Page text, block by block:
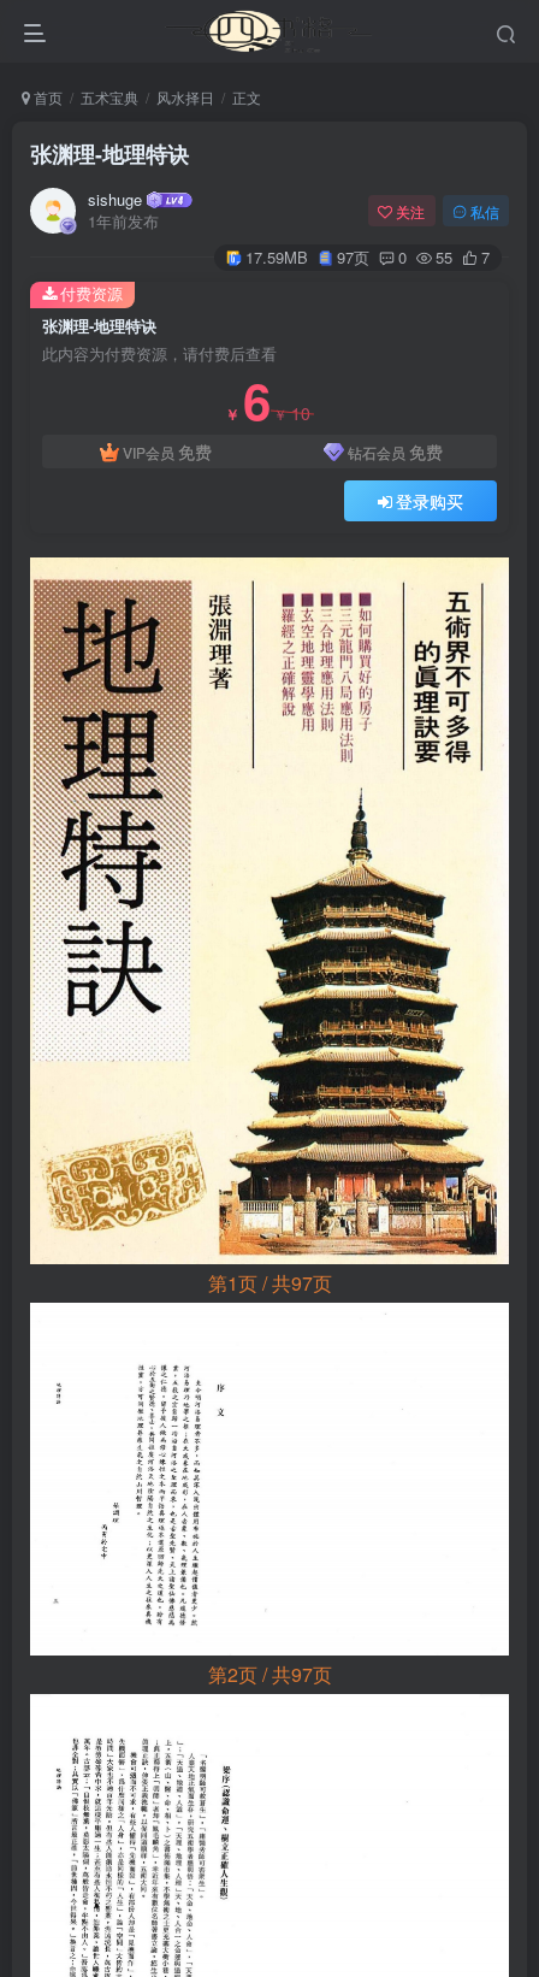
首页 五术宝典 风水择日 正文
张渊理-地理特诀
sishuge
1年前发布
关注 私信
17.59MB 97页 0 55 7
张渊理-地理特诀
此内容为付费资源，请付费后查看
￥ 6￥10
VIP会员 免费 钻石会员 免费
登录购买
付费资源
第1页 / 共97页
第2页 / 共97页